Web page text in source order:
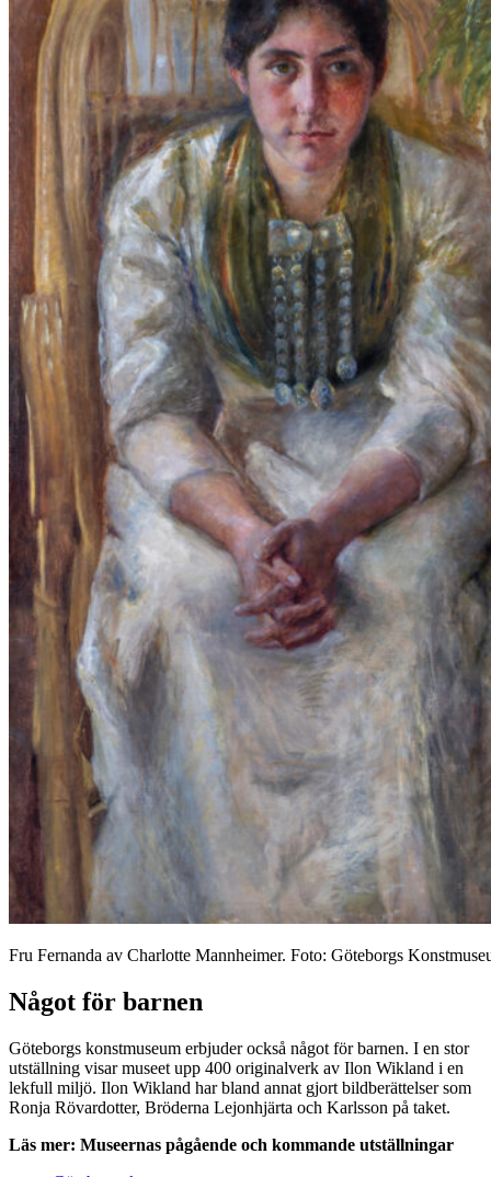
Fru Fernanda av Charlotte Mannheimer. Foto: Göteborgs
Något för barnen
Göteborgs konstmuseum erbjuder också något för barnen. I en stor
utställning visar museet upp 400 originalverk av Ilon Wikland i en
lekfull miljö. Ilon Wikland har bland annat gjort bildberättelser som
Ronja Rövardotter, Bröderna Lejonhjärta och Karlsson på taket.
Läs mer: Museernas pågående och kommande utställningar